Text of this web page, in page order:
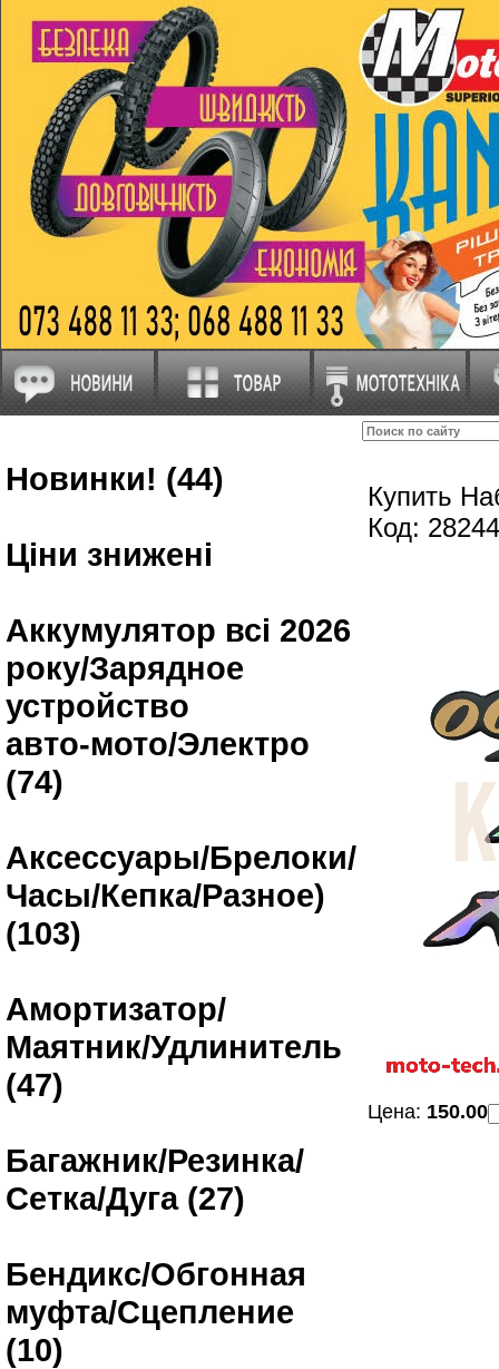
Новинки! (44)
Ціни знижені
Аккумулятор всі 2026
року/Зарядное
устройство
авто-мото/Электро
(74)
Аксессуары/Брелоки/
Часы/Кепка/Разное)
(103)
Амортизатор/
Маятник/Удлинитель
(47)
Багажник/Резинка/
Сетка/Дуга (27)
Бендикс/Обгонная
муфта/Сцепление
(10)
Купить
Код:
Цена: 150.00